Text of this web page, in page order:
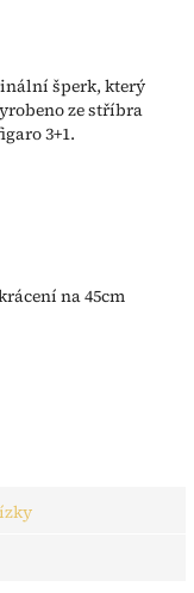
šperk, který
ze stříbra
3+1.
na 45cm